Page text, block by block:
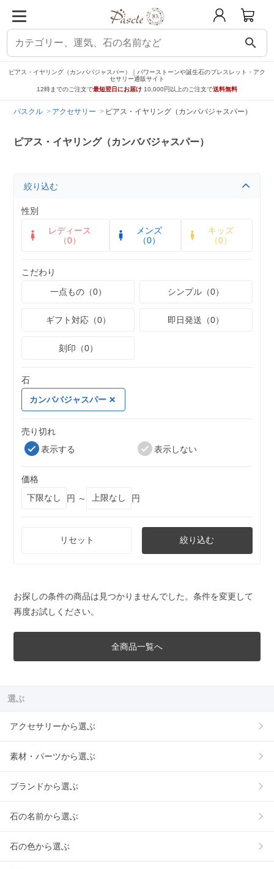
search
ピアス・イヤリング（カンババジャスパー）｜パワーストーンや誕生石のブレスレット・アク
セサリー通販サイト
12時までのご注文で最短翌日にお届け 10,000円以上のご注文で送料無料
パスクル アクセサリー ピアス・イヤリング（カンババジャスパー）
ピアス・イヤリング（カンババジャスパー）
絞り込む
性別
レディース
（0）
メンズ
（0）
キッズ
（0）
こだわり
一点もの（0）
シンプル（0）
ギフト対応（0） 即日発送（0）
刻印（0）
石
カンババジャスパー
売り切れ
表示する
表示しない
価格
円 ～
円
リセット 絞り込む
お探しの条件の商品は見つかりませんでした。条件を変更して
再度お試しください。
全商品一覧へ
選ぶ
アクセサリーから選ぶ
素材・パーツから選ぶ
ブランドから選ぶ
石の名前から選ぶ
石の色から選ぶ